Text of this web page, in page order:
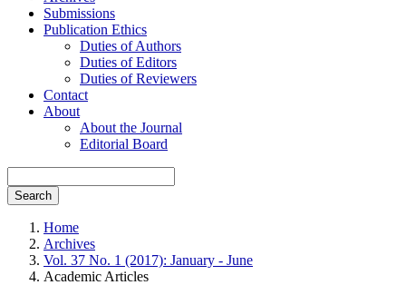
Submissions
Publication Ethics
Duties of Authors
Duties of Editors
Duties of Reviewers
Contact
About
About the Journal
Editorial Board
Search
Home
Archives
Vol. 37 No. 1 (2017): January - June
Academic Articles